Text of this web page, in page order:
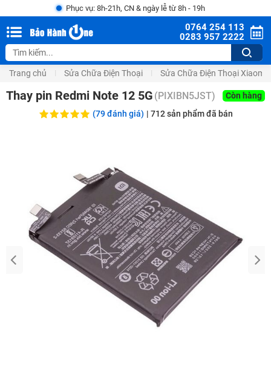
Phục vụ: 8h-21h, CN & ngày lễ từ 8h - 19h
0764 254 113
0283 957 2222
Trang chủ Sửa Chữa Điện Thoại Sửa Chữa Điện Thoại Xiaomi
Thay pin Redmi Note 12 5G (PIXIBN5JST)
Còn hàng
(79 đánh giá) | 712sản phẩm đã bán